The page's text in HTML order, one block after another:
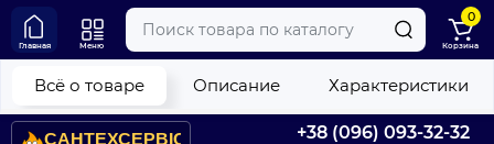
+38 (096) 093-32-32
Главная Меню
0
Корзина
Всё о товаре Описание Характеристики